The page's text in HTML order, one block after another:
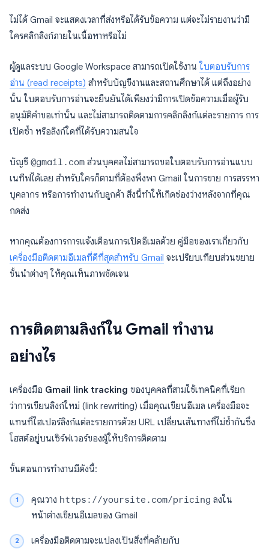
ไม่ได้ Gmail จะแสดงเวลาที่ส่งหรือได้รับข้อความ แต่จะไม่รายงานว่ามี
ใครคลิกลิงก์ภายในเนื้อหาหรือไม่
ผู้ดูแลระบบ Google Workspace สามารถเปิดใช้งาน ใบตอบรับการ
อ่าน (read receipts) สำหรับบัญชีงานและสถานศึกษาได้ แต่ถึงอย่าง
นั้น ใบตอบรับการอ่านจะยืนยันได้เพียงว่ามีการเปิดข้อความเมื่อผู้รับ
อนุมัติคำขอเท่านั้น และไม่สามารถติดตามการคลิกลิงก์แต่ละรายการ การ
เปิดซ้ำ หรือลิงก์ใดที่ได้รับความสนใจ
บัญชี @gmail.com ส่วนบุคคลไม่สามารถขอใบตอบรับการอ่านแบบ
เนทีฟได้เลย สำหรับใครก็ตามที่ต้องพึ่งพา Gmail ในการขาย การสรรหา
บุคลากร หรือการทำงานกับลูกค้า สิ่งนี้ทำให้เกิดช่องว่างหลังจากที่คุณ
กดส่ง
หากคุณต้องการการแจ้งเตือนการเปิดอีเมลด้วย คู่มือของเราเกี่ยวกับ
เครื่องมือติดตามอีเมลที่ดีที่สุดสำหรับ Gmail จะเปรียบเทียบส่วนขยาย
ชั้นนำต่างๆ ให้คุณเห็นภาพชัดเจน
การติดตามลิงก์ใน Gmail ทำงาน
อย่างไร
เครื่องมือ Gmail link tracking ของบุคคลที่สามใช้เทคนิคที่เรียก
ว่าการเขียนลิงก์ใหม่ (link rewriting) เมื่อคุณเขียนอีเมล เครื่องมือจะ
แทนที่ไฮเปอร์ลิงก์แต่ละรายการด้วย URL เปลี่ยนเส้นทางที่ไม่ซ้ำกันซึ่ง
โฮสต์อยู่บนเซิร์ฟเวอร์ของผู้ให้บริการติดตาม
ขั้นตอนการทำงานมีดังนี้:
คุณวาง https://yoursite.com/pricing ลงใน
หน้าต่างเขียนอีเมลของ Gmail
เครื่องมือติดตามจะแปลงเป็นสิ่งที่คล้ายกับ